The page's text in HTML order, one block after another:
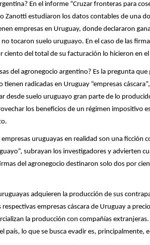
En el informe “Cruzar fronteras para
Zanotti estudiaron los datos contables de una
empresas en Uruguay, donde declararon
tocaron suelo uruguayo. En el caso de las
ciento del total de su facturación lo hicieron en el
del agronegocio argentino? Es la pregunta
tienen radicadas en Uruguay “empresas
desde suelo uruguayo gran parte de lo
los beneficios de un régimen impositivo
empresas uruguayas en realidad son una ficción
subrayan los investigadores y advierten
del agronegocio destinaron solo dos por
adquieren la producción de sus
empresas cáscara de Uruguay a
la producción con compañías extranjeras.
país, lo que se busca evadir es, principalmente,